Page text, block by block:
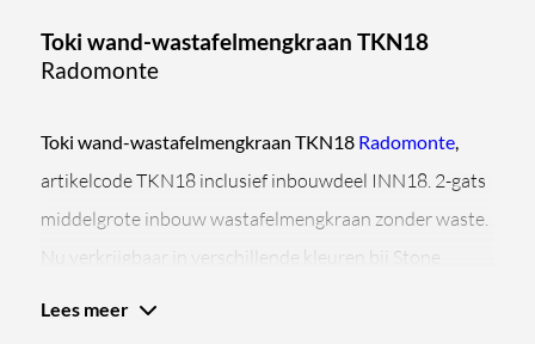
Toki wand-wastafelmengkraan TKN18
Radomonte
Toki wand-wastafelmengkraan TKN18 Radomonte,
artikelcode TKN18 inclusief inbouwdeel INN18. 2-gats
middelgrote inbouw wastafelmengkraan zonder waste.
Nu verkrijgbaar in verschillende kleuren bij Stone
Lees meer